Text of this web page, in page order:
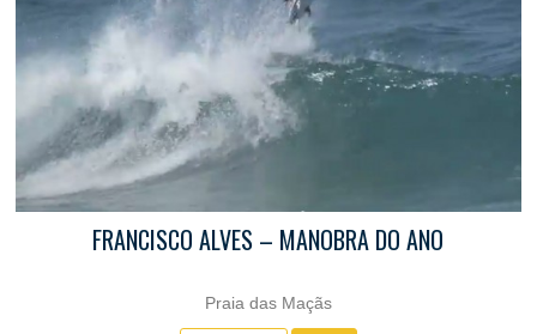
FRANCISCO ALVES – MANOBRA DO ANO
Praia das Maçãs